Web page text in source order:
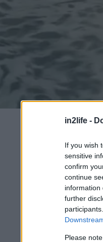
in2life -
If you wish
sensitive
confirm
continue
information
further
Please